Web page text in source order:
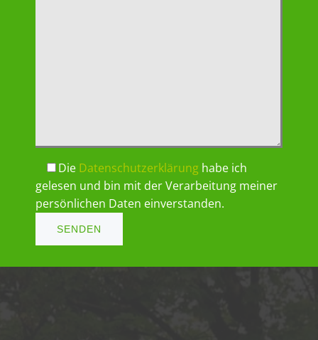
Die Datenschutzerklärung habe ich
gelesen und bin mit der Verarbeitung meiner
persönlichen Daten einverstanden.